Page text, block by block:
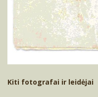
Kiti fotografai ir leidėjai